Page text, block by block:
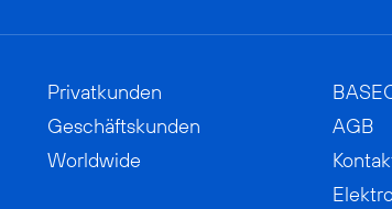
Privatkunden
Geschäftskunden
Worldwide
AGB